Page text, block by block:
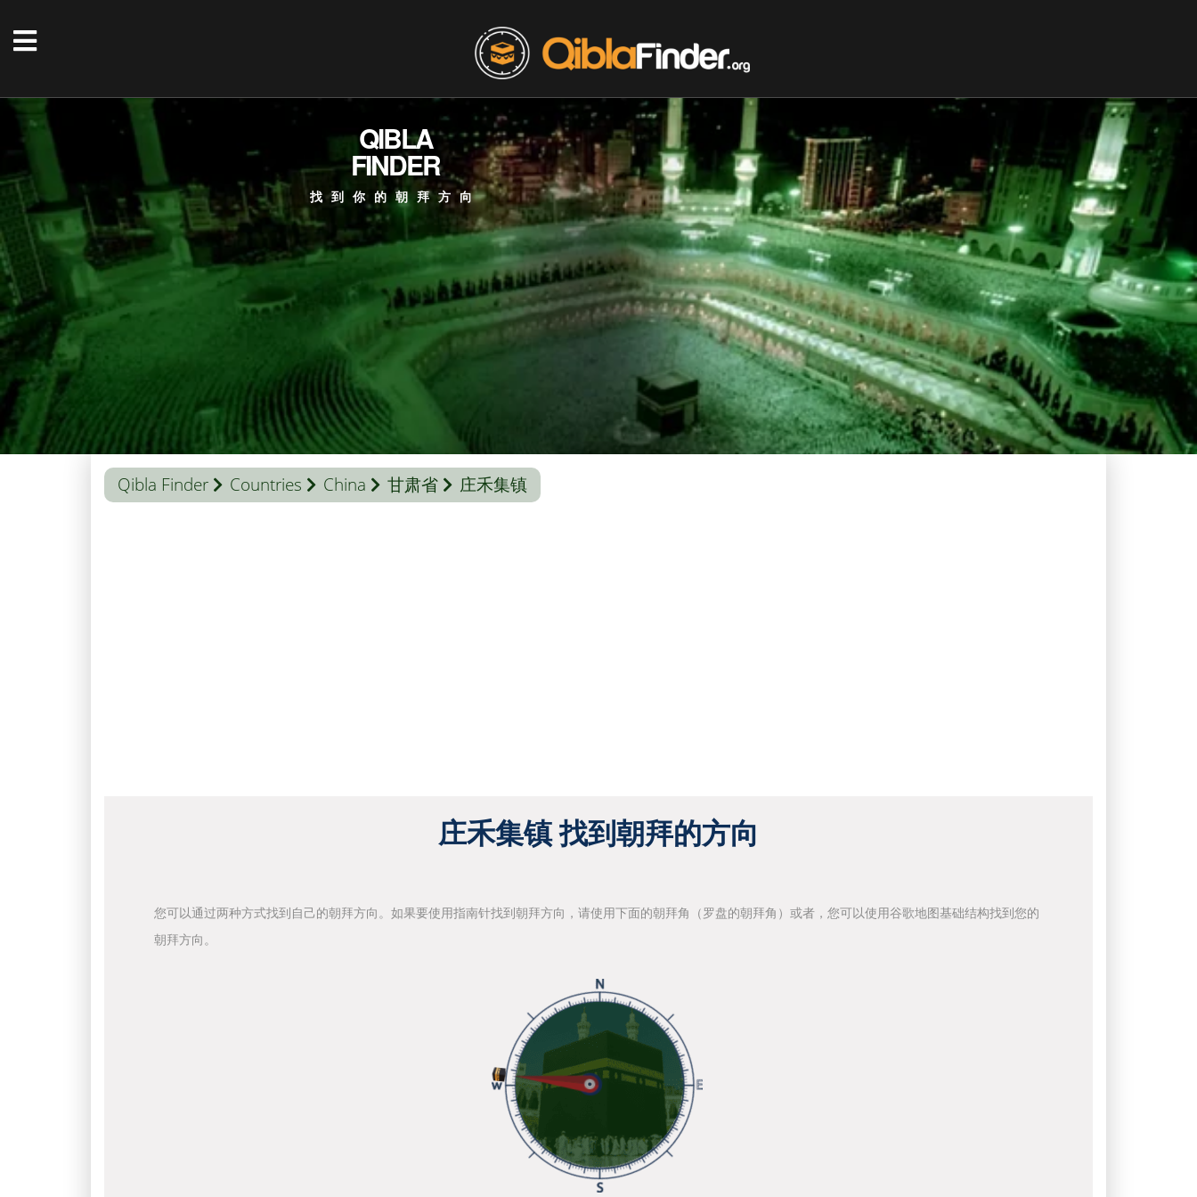
QIBLA
FINDER
找到你的朝拜方向
Qibla Finder Countries China 甘肃省 庄禾集镇
庄禾集镇 找到朝拜的方向
您可以通过两种方式找到自己的朝拜方向。如果要使用指南针找到朝拜方向，请使用下面的朝拜角（罗盘的朝拜角）或者，您可以使用谷歌地图基础结构找到您的
朝拜方向。